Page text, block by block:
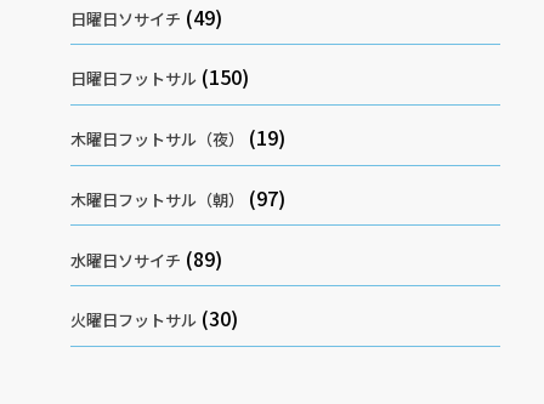
日曜日ソサイチ (49)
日曜日フットサル (150)
木曜日フットサル（夜） (19)
木曜日フットサル（朝） (97)
水曜日ソサイチ (89)
火曜日フットサル (30)